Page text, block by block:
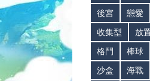
後宮
戀愛
收集型
放
格鬥
棒球
沙盒
海戰